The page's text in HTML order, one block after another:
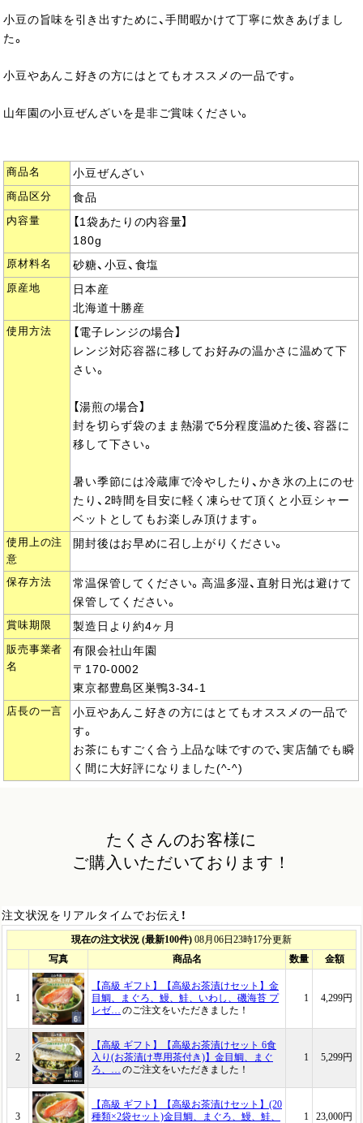
小豆の旨味を引き出すために、手間暇かけて丁寧に炊きあげまし
た。
小豆やあんこ好きの方にはとてもオススメの一品です。
山年園の小豆ぜんざいを是非ご賞味ください。
商品名 小豆ぜんざい
商品区分 食品
内容量
【1袋あたりの内容量】
180g
原材料名 砂糖、小豆、食塩
原産地
日本産
北海道十勝産
使用方法
【電子レンジの場合】
レンジ対応容器に移してお好みの温かさに温めて下
さい。
【湯煎の場合】
封を切らず袋のまま熱湯で5分程度温めた後、容器に
移して下さい。
暑い季節には冷蔵庫で冷やしたり、かき氷の上にのせ
たり、2時間を目安に軽く凍らせて頂くと小豆シャー
ベットとしてもお楽しみ頂けます。
使用上の注
意
開封後はお早めに召し上がりください。
保存方法
常温保管してください。高温多湿、直射日光は避けて
保管してください。
賞味期限 製造日より約4ヶ月
販売事業者
名
有限会社山年園
〒170-0002
東京都豊島区巣鴨3-34-1
店長の一言
小豆やあんこ好きの方にはとてもオススメの一品で
す。
お茶にもすごく合う上品な味ですので、実店舗でも瞬
く間に大好評になりました(^-^)
たくさんのお客様に
ご購入いただいております！
注文状況をリアルタイムでお伝え！